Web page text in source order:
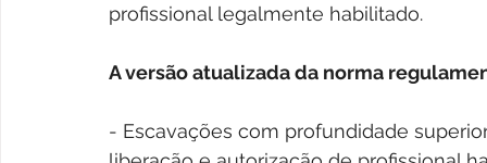
profissional legalmente habilitado.
A versão atualizada da norma
- Escavações com profundidade